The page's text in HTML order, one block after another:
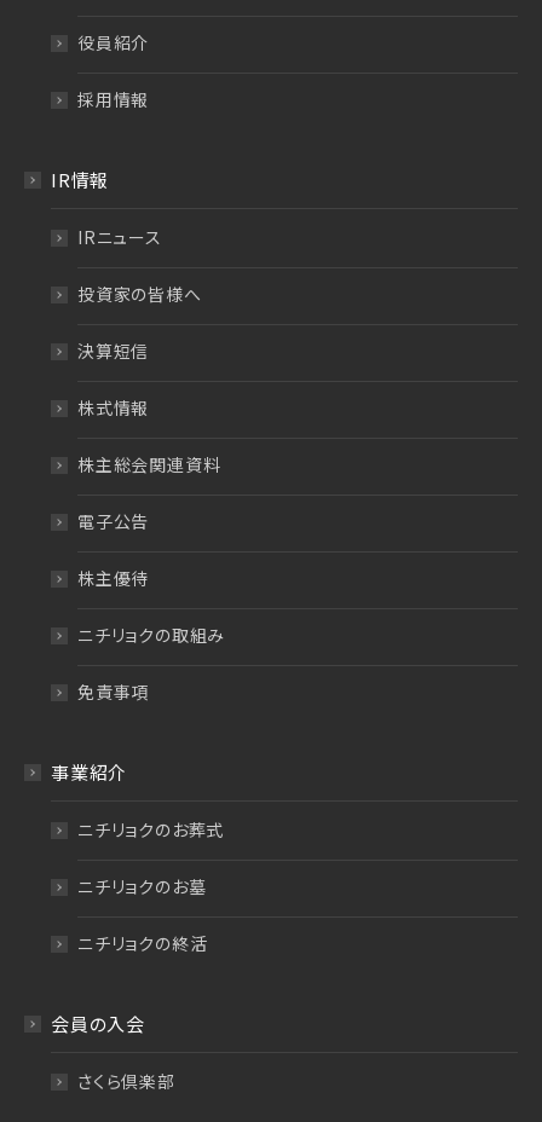
役員紹介
採用情報
IR情報
IRニュース
投資家の皆様へ
決算短信
株式情報
株主総会関連資料
電子公告
株主優待
ニチリョクの取組み
免責事項
事業紹介
ニチリョクのお葬式
ニチリョクのお墓
ニチリョクの終活
会員の入会
さくら倶楽部